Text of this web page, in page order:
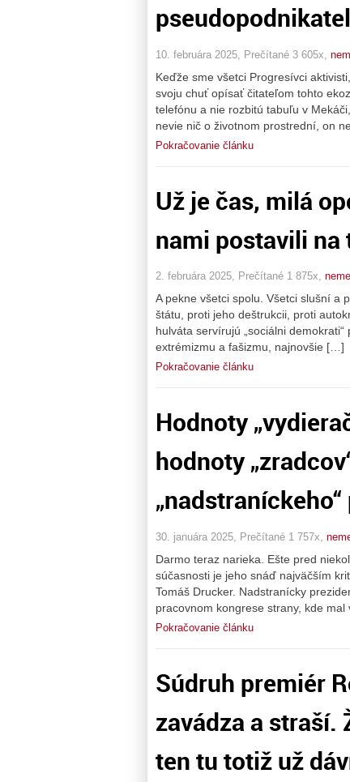
10. februára 2025, Prečítané 3 605x,
Keďže sme všetci Progresívci
svoju chuť opísať čitateľom tohto
telefónu a nie rozbitú tabuľu v
nevie nič o životnom prostrední, on
Pokračovanie článku
Už je čas, milá
nami postavili na
2. februára 2025, Prečítané 1 875x,
A pekne všetci spolu. Všetci slušní a
štátu, proti jeho deštrukcii, proti
hulváta servírujú „sociálni
extrémizmu a fašizmu, najnovšie […]
Pokračovanie článku
Hodnoty
hodnoty
30. januára 2025, Prečítané 1 757x,
Darmo teraz narieka. Ešte pred
súčasnosti je jeho snáď najväčším
Tomáš Drucker. Nadstranícky
pracovnom kongrese strany, kde
Pokračovanie článku
Súdruh premiér
zavádza a straší.
ten tu totiž už